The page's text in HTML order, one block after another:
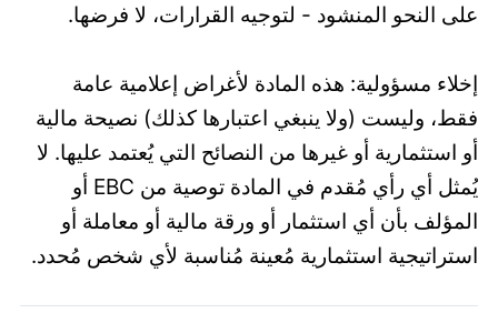
على النحو المنشود - لتوجيه القرارات، لا فرضها.
إخلاء مسؤولية: هذه المادة لأغراض إعلامية عامة
فقط، وليست (ولا ينبغي اعتبارها كذلك) نصيحة مالية
أو استثمارية أو غيرها من النصائح التي يُعتمد عليها. لا
يُمثل أي رأي مُقدم في المادة توصية من EBC أو
المؤلف بأن أي استثمار أو ورقة مالية أو معاملة أو
استراتيجية استثمارية مُعينة مُناسبة لأي شخص مُحدد.